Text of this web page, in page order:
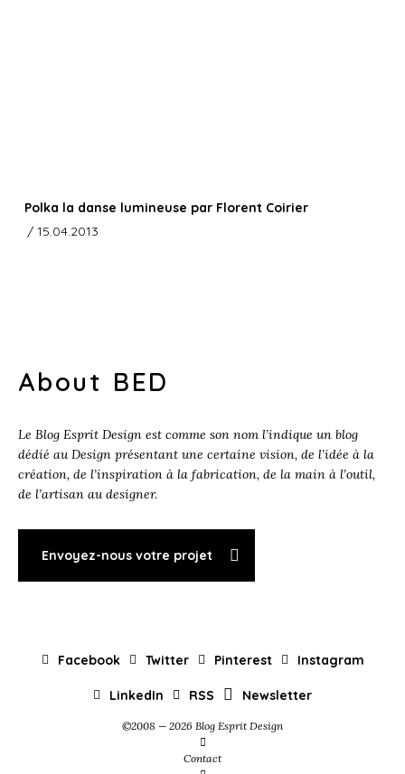
Polka la danse lumineuse par Florent Coirier
/ 15.04.2013
About BED
Le Blog Esprit Design est comme son nom l’indique un blog
dédié au Design présentant une certaine vision, de l’idée à la
création, de l’inspiration à la fabrication, de la main à l’outil,
de l’artisan au designer.
Envoyez-nous votre projet
Facebook Twitter Pinterest Instagram
LinkedIn RSS Newsletter
©2008 — 2026 Blog Esprit Design
Contact